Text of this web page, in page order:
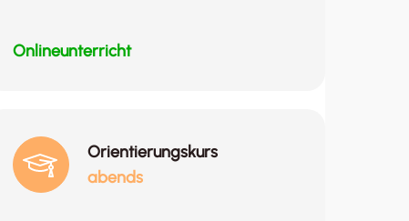
Onlineunterricht
Orientierungskurs
abends